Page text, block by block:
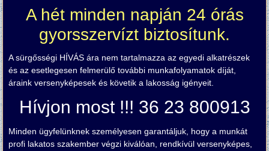
A hét minden napján 24 órás
gyorsszervízt biztosítunk.
A sürgősségi HÍVÁS ára nem tartalmazza az egyedi alkatrészek
és az esetlegesen felmerülő további munkafolyamatok díját,
áraink versenyképesek és követik a lakosság igényeit.
Hívjon most !!! 36 23 800913
Minden ügyfelünknek személyesen garantáljuk, hogy a munkát
profi lakatos szakember végzi kiválóan, rendkívül versenyképes,